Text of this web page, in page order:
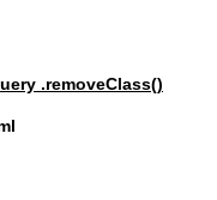
.removeClass()